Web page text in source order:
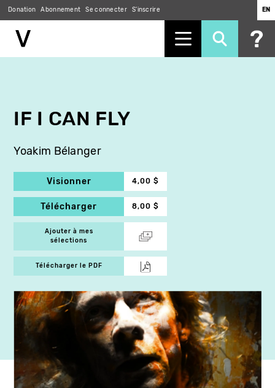
Donation Abonnement Se connecter S'inscrire EN
IF I CAN FLY
Yoakim Bélanger
Visionner 4,00 $
Télécharger 8,00 $
Ajouter à mes
sélections
Télécharger le PDF